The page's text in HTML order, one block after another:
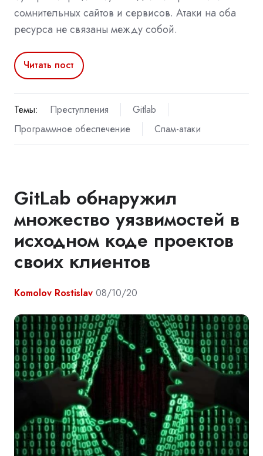
сомнительных сайтов и сервисов. Атаки на оба
ресурса не связаны между собой.
Читать пост
Темы: Преступления
Gitlab
Программное обеспечение
Спам-атаки
GitLab обнаружил
множество уязвимостей в
исходном коде проектов
своих клиентов
Komolov Rostislav 08/10/20